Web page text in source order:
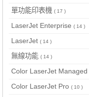
單功能印表機 ( 17 )
LaserJet Enterprise ( 14 )
LaserJet ( 14 )
無線功能 ( 14 )
Color LaserJet Managed
Color LaserJet Pro ( 10 )